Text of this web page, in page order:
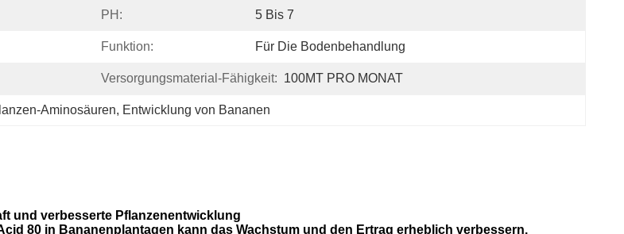
PH: 5 Bis 7
Funktion: Für Die Bodenbehandlung
Versorgungsmaterial-Fähigkeit: 100MT PRO MONAT
Aminosäuren, Entwicklung von Bananen
und verbesserte Pflanzenentwicklung
80 in Bananenplantagen kann das Wachstum und den Ertrag erheblich verbessern.